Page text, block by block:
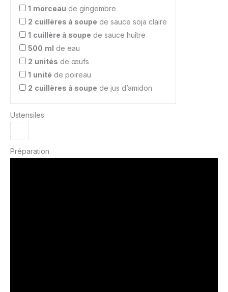
1 morceau de gingembre
2 cuillères à soupe de sauce soja claire
1 cuillère à soupe de sauce huître
500 ml de eau
2 unités de œufs
1 unité de poireau
2 cuillères à soupe de jus d’amidon
Ustensiles
Préparation